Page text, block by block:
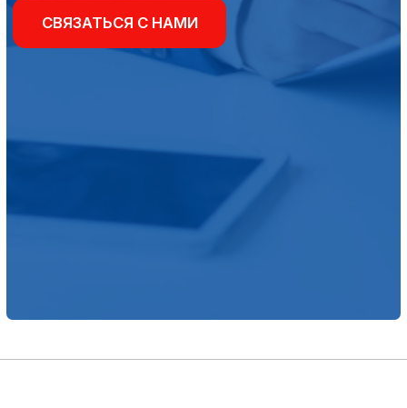
Мы приглашаем Вас стать частью
коллеги:
категориями C и E для работы в